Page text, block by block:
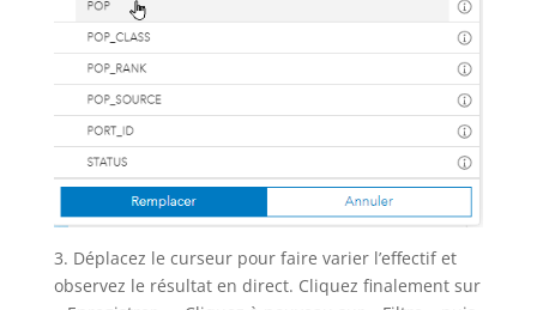
3. Déplacez le curseur pour faire varier l’effectif et
observez le résultat en direct. Cliquez finalement sur